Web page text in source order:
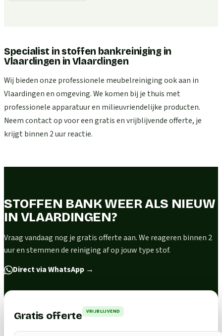
Specialist in stoffen bankreiniging in
VlaardingeninVlaardingen
Wij bieden onze professionele meubelreiniging ook aan in
Vlaardingen en omgeving. We komen bij je thuis met
professionele apparatuur en milieuvriendelijke producten.
Neem contact op voor een gratis en vrijblijvende offerte, je
krijgt binnen 2 uur reactie.
STOFFEN BANK WEER ALS NIEUW
IN VLAARDINGEN?
Vraag vandaag nog je gratis offerte aan. We reageren binnen 2
uur en stemmen de reiniging af op jouw type stof.
Direct via WhatsApp →
Gratis offerte VRIJBLIJVEND